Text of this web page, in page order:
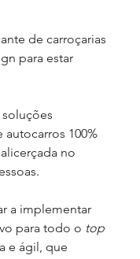
de carroçarias
para estar
100%
no
para todo o top
e ágil, que